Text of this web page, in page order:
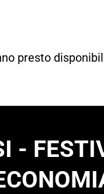
presto
-